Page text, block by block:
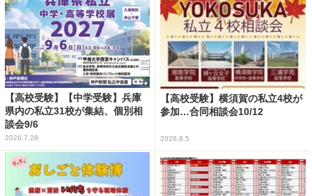
【高校受験】【中学受験】兵庫
県内の私立31校が集結、個別相
談会9/6
2026.7.28
【高校受験】横須賀の私立4校が
参加…合同相談会10/12
2026.8.5